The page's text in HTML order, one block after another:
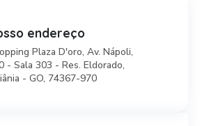
endereço
Plaza D'oro, Av. Nápoli,
- Sala 303 - Res. Eldorado,
- GO, 74367-970